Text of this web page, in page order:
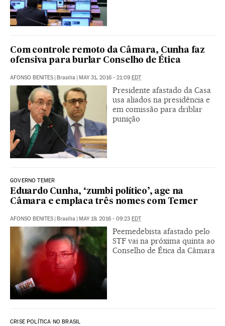
Com controle remoto da Câmara, Cunha faz
ofensiva para burlar Conselho de Ética
AFONSO BENITES | Brasilia | MAY 31, 2016 - 21:09 EDT
Presidente afastado da Casa
usa aliados na presidência e
em comissão para driblar
punição
GOVERNO TEMER
Eduardo Cunha, ‘zumbi político’, age na
Câmara e emplaca três nomes com Temer
AFONSO BENITES | Brasília | MAY 19, 2016 - 09:23 EDT
Peemedebista afastado pelo
STF vai na próxima quinta ao
Conselho de Ética da Câmara
CRISE POLÍTICA NO BRASIL